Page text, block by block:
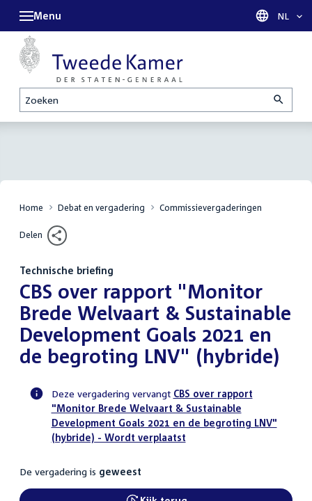
Zoeken
Menu Taal
NL
Home Debat en vergadering Commissievergaderingen
Delen
Technische briefing
:CBS over rapport "Monitor
Brede Welvaart & Sustainable
Development Goals 2021 en
de begroting LNV" (hybride)
Voortgangsstatus
commissie
Deze vergadering vervangt CBS over rapport
"Monitor Brede Welvaart & Sustainable
Development Goals 2021 en de begroting LNV"
(hybride) - Wordt verplaatst
De vergadering is geweest